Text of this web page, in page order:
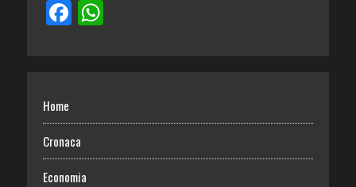
Home
Cronaca
Economia